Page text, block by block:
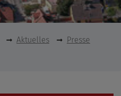
Aktuelles
Presse